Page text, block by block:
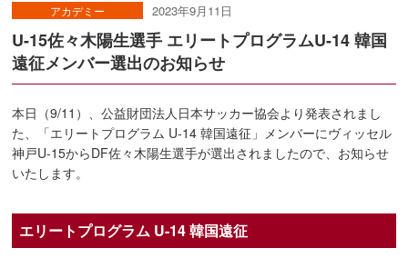
アカデミー 2023年9月11日
U-15佐々木陽生選手 エリートプログラムU-14 韓国
遠征メンバー選出のお知らせ
本日（9/11）、公益財団法人日本サッカー協会より発表されまし
た、「エリートプログラム U-14 韓国遠征」メンバーにヴィッセル
神戸U-15からDF佐々木陽生選手が選出されましたので、お知らせ
いたします。
エリートプログラム U-14 韓国遠征